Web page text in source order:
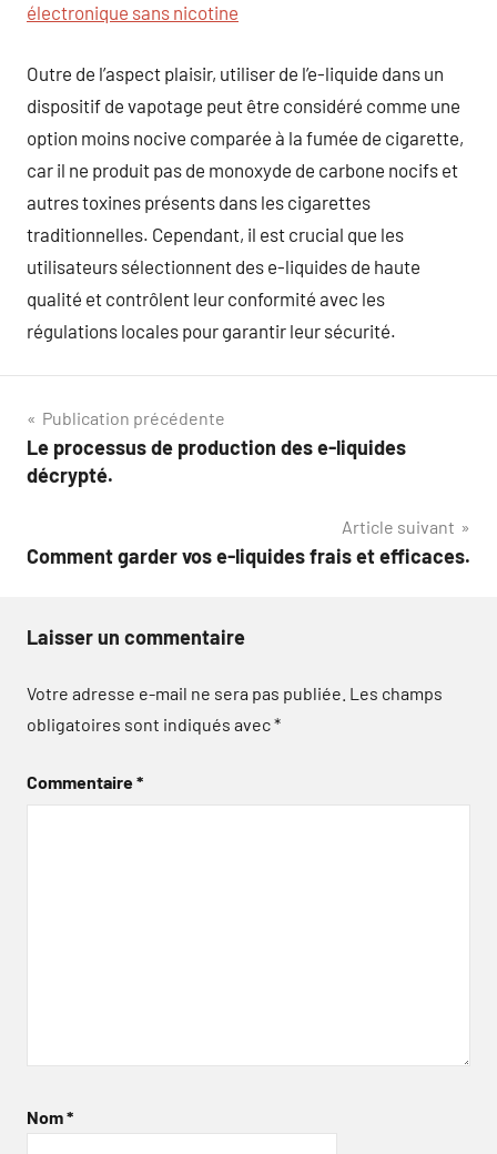
électronique sans nicotine
Outre de l’aspect plaisir, utiliser de l’e-liquide dans un
dispositif de vapotage peut être considéré comme une
option moins nocive comparée à la fumée de cigarette,
car il ne produit pas de monoxyde de carbone nocifs et
autres toxines présents dans les cigarettes
traditionnelles. Cependant, il est crucial que les
utilisateurs sélectionnent des e-liquides de haute
qualité et contrôlent leur conformité avec les
régulations locales pour garantir leur sécurité.
Navigation
de
Publication précédente
Le processus de production des e-liquides
décrypté.
Article suivant
Comment garder vos e-liquides frais et efficaces.
Laisser un commentaire
Votre adresse e-mail ne sera pas publiée. Les champs
obligatoires sont indiqués avec*
Commentaire*
Nom*